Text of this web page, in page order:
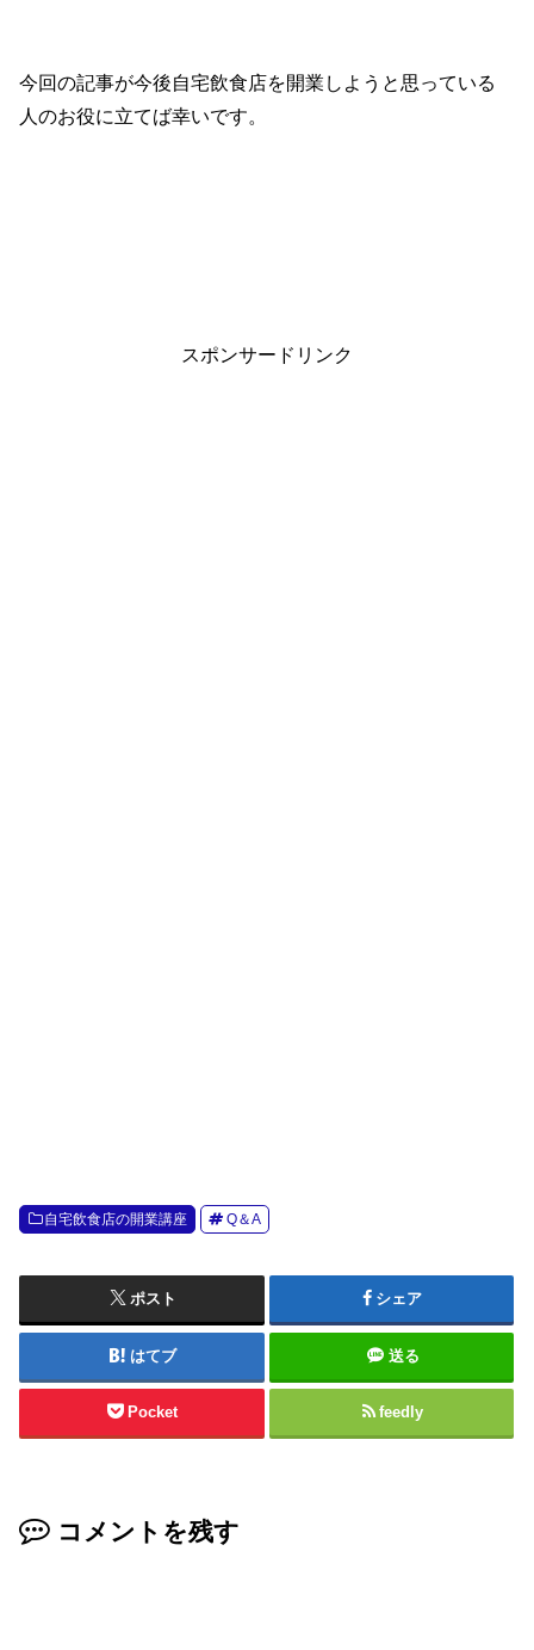
今回の記事が今後自宅飲食店を開業しようと思っている
人のお役に立てば幸いです。
スポンサードリンク
自宅飲食店の開業講座 Q＆A
ポスト シェア
はてブ 送る
Pocket feedly
コメントを残す